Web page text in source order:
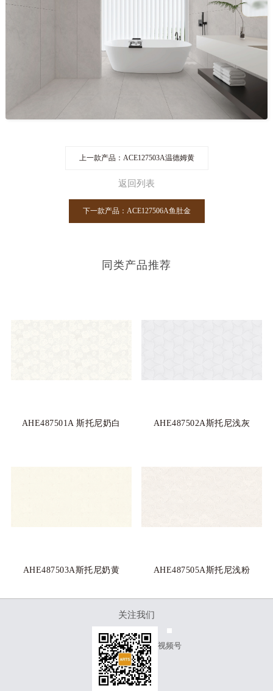
上一款产品：ACE127503A温德姆黄
返回列表
下一款产品：ACE127506A鱼肚金
同类产品推荐
AHE487501A 斯托尼奶白 AHE487502A斯托尼浅灰
AHE487503A斯托尼奶黄 AHE487505A斯托尼浅粉
关注我们
视频号